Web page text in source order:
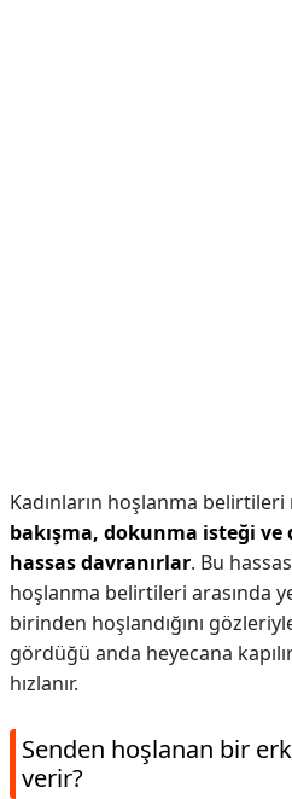
Kadınların hoşlanma belirtileri
bakışma, dokunma isteği
hassas davranırlar. Bu
hoşlanma belirtileri arasında
birinden hoşlandığını
gördüğü anda heyecana
hızlanır.
Senden hoşlanan bir
verir?